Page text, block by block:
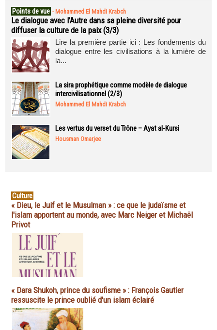
Points de vue - Mohammed El Mahdi Krabch
Le dialogue avec l’Autre dans sa pleine diversité pour
diffuser la culture de la paix (3/3)
Lire la première partie ici : Les fondements du
dialogue entre les civilisations à la lumière de
la...
La sira prophétique comme modèle de dialogue
intercivilisationnel (2/3)
Mohammed El Mahdi Krabch
Les vertus du verset du Trône – Ayat al-Kursi
Housman Omarjee
Culture
« Dieu, le Juif et le Musulman » : ce que le judaïsme et
l'islam apportent au monde, avec Marc Neiger et Michaël
Privot
« Dara Shukoh, prince du soufisme » : François Gautier
ressuscite le prince oublié d'un islam éclairé